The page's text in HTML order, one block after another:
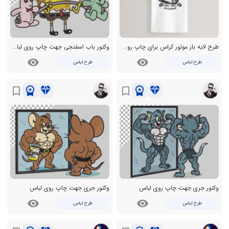
طرح لایه باز موتور کراس برای چاپ روی تیشرت
طرح لباس visibility
وکتور باب اسفنجی جهت چاپ روی لباس
طرح لباس visibility
diamond
workspace_premium
bookmark_border
وکتور جری جهت چاپ روی لباس
طرح لباس visibility
diamond
workspace_premium
bookmark_border
وکتور جری جهت چاپ روی لباس
طرح لباس visibility